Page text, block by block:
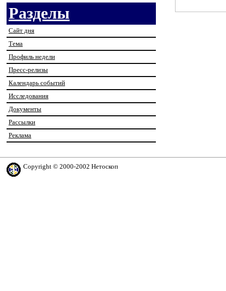
Разделы
Сайт дня
Тема
Профиль недели
Пресс-релизы
Календарь событий
Исследования
Документы
Рассылки
Реклама
Copyright © 2000-2002 Нетоскоп